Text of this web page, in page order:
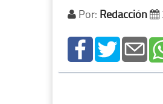
Por: Redacción